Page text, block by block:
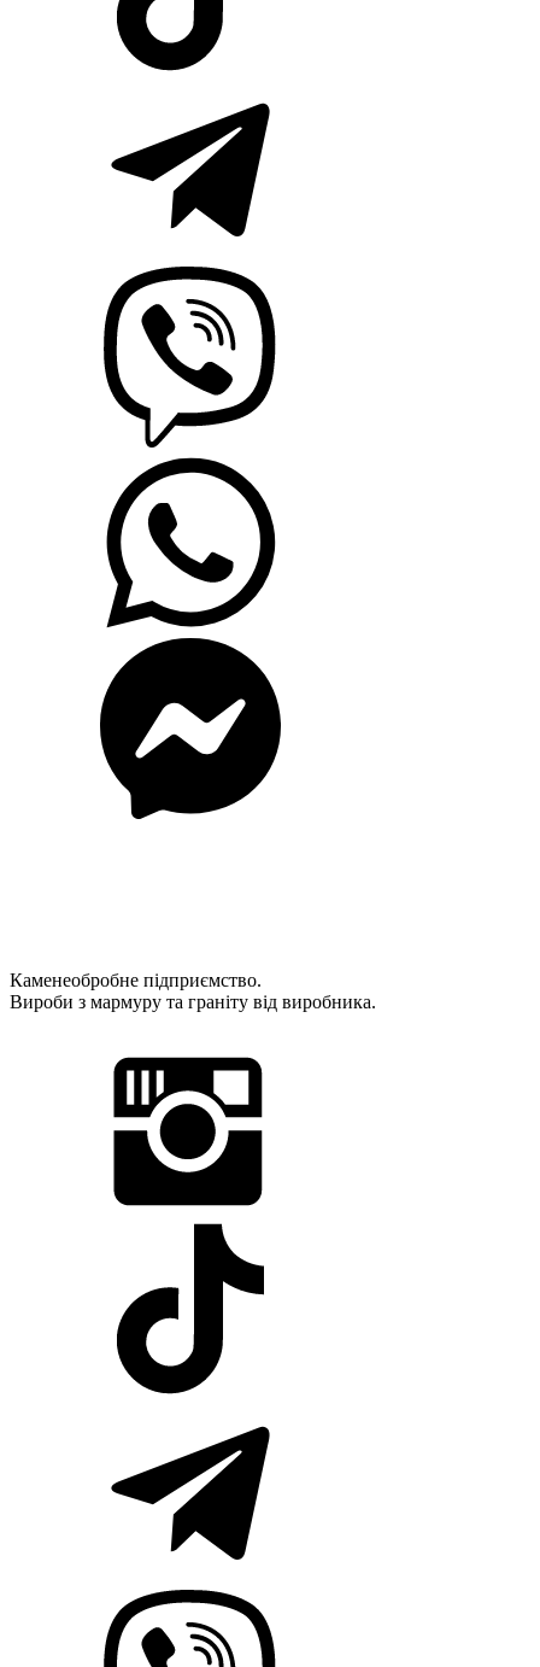
Каменеобробне підприємство.
Вироби з мармуру та граніту від виробника.